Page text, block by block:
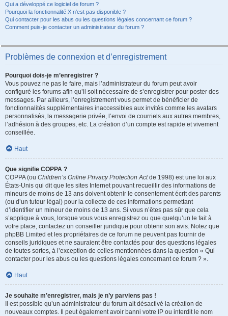
Qui a développé ce logiciel de forum ?
Pourquoi la fonctionnalité X n’est pas disponible ?
Qui contacter pour les abus ou les questions légales concernant ce forum ?
Comment puis-je contacter un administrateur du forum ?
Problèmes de connexion et d’enregistrement
Pourquoi dois-je m’enregistrer ?
Vous pouvez ne pas le faire, mais l’administrateur du forum peut avoir
configuré les forums afin qu’il soit nécessaire de s’enregistrer pour poster des
messages. Par ailleurs, l’enregistrement vous permet de bénéficier de
fonctionnalités supplémentaires inaccessibles aux invités comme les avatars
personnalisés, la messagerie privée, l’envoi de courriels aux autres membres,
l’adhésion à des groupes, etc. La création d’un compte est rapide et vivement
conseillée.
Haut
Que signifie COPPA ?
COPPA (ou Children’s Online Privacy Protection Actde 1998) est une loi aux
États-Unis qui dit que les sites Internet pouvant recueillir des informations de
mineurs de moins de 13 ans doivent obtenir le consentement écrit des parents
(ou d’un tuteur légal) pour la collecte de ces informations permettant
d’identifier un mineur de moins de 13 ans. Si vous n’êtes pas sûr que cela
s’applique à vous, lorsque vous vous enregistrez ou que quelqu’un le fait à
votre place, contactez un conseiller juridique pour obtenir son avis. Notez que
phpBB Limited et les propriétaires de ce forum ne peuvent pas fournir de
conseils juridiques et ne sauraient être contactés pour des questions légales
de toutes sortes, à l’exception de celles mentionnées dans la question « Qui
contacter pour les abus ou les questions légales concernant ce forum ? ».
Haut
Je souhaite m’enregistrer, mais je n’y parviens pas !
Il est possible qu’un administrateur du forum ait désactivé la création de
nouveaux comptes. Il peut également avoir banni votre IP ou interdit le nom